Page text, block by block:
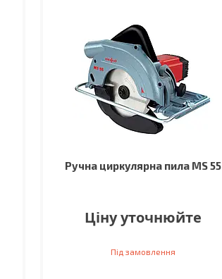
Ручна циркулярна пила MS 55
Ціну уточнюйте
Під замовлення